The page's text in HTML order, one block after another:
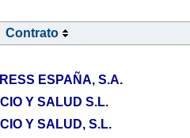
Contrato
ESPAÑA, S.A.
Y SALUD S.L.
Y SALUD, S.L.